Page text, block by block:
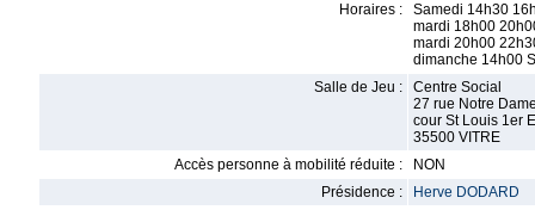
Horaires :
Samedi 14h30
mardi 18h00
mardi 20h00
dimanche 14h00
Salle de Jeu :
Centre Social
27 rue Notre
cour St Louis 1er
35500 VITRE
Accès personne à mobilité réduite :
NON
Présidence :
Herve DODARD